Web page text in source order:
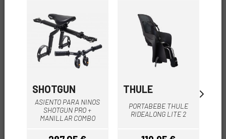
SHOTGUN
ASIENTO PARA NINOS
SHOTGUN PRO +
MANILLAR COMBO
THULE
PORTABEBE THULE
RIDEALONG LITE 2